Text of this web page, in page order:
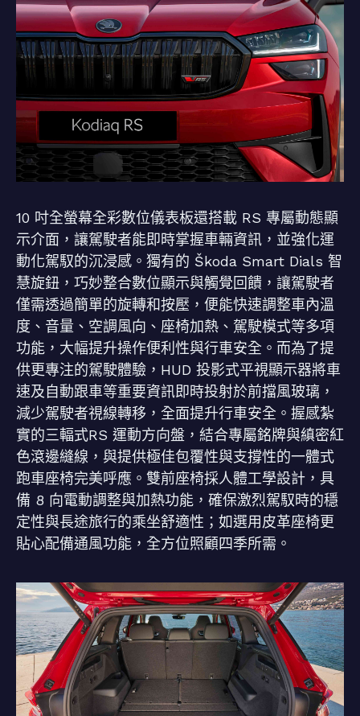
10 吋全螢幕全彩數位儀表板還搭載 RS 專屬動態顯
示介面，讓駕駛者能即時掌握車輛資訊，並強化運
動化駕馭的沉浸感。獨有的 Škoda Smart Dials 智
慧旋鈕，巧妙整合數位顯示與觸覺回饋，讓駕駛者
僅需透過簡單的旋轉和按壓，便能快速調整車內溫
度、音量、空調風向、座椅加熱、駕駛模式等多項
功能，大幅提升操作便利性與行車安全。而為了提
供更專注的駕駛體驗，HUD 投影式平視顯示器將車
速及自動跟車等重要資訊即時投射於前擋風玻璃，
減少駕駛者視線轉移，全面提升行車安全。握感紮
實的三輻式RS 運動方向盤，結合專屬銘牌與縝密紅
色滾邊縫線，與提供極佳包覆性與支撐性的一體式
跑車座椅完美呼應。雙前座椅採人體工學設計，具
備 8 向電動調整與加熱功能，確保激烈駕馭時的穩
定性與長途旅行的乘坐舒適性；如選用皮革座椅更
貼心配備通風功能，全方位照顧四季所需。